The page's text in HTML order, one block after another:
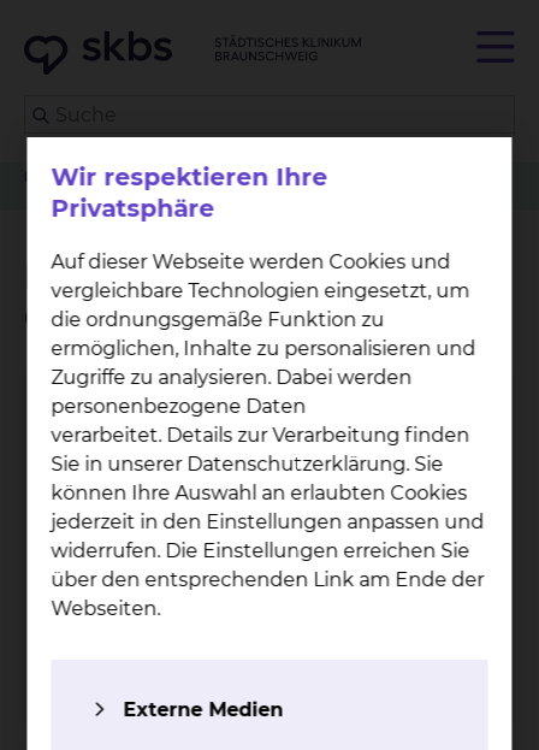
Patienten Angehörige & Besucher
Strahlentherapie & Radioonkologie
Betreuungsangebot der Grünen Damen und Herren
Betreuungsangebot der
Grünen Damen und Herren
Grü­ne Da­men & Her­ren
Wir respektieren Ihre
Privatsphäre
Auf dieser Webseite werden Cookies und
vergleichbare Technologien eingesetzt, um
die ordnungsgemäße Funktion zu
ermöglichen, Inhalte zu personalisieren und
Zugriffe zu analysieren. Dabei werden
personenbezogene Daten
verarbeitet. Details zur Verarbeitung finden
Sie in unserer Datenschutzerklärung. Sie
können Ihre Auswahl an erlaubten Cookies
jederzeit in den Einstellungen anpassen und
widerrufen. Die Einstellungen erreichen Sie
über den entsprechenden Link am Ende der
Webseiten.
Externe Medien